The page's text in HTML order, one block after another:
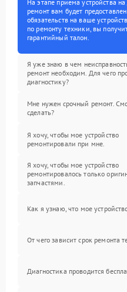
На этапе приема устройства
ремонт вам будет
обязательств на ваше
по ремонту техники, вы
гарантийный талон.
Я уже знаю в чем
ремонт необходим. Для чего
диагностику?
Мне нужен срочный ремонт.
сделать?
Я хочу, чтобы мое устройство
ремонтировали при мне.
Я хочу, чтобы мое устройство
ремонтировалось только
запчастями.
Как я узнаю, что мое
От чего зависит срок ремонта
Диагностика проводится